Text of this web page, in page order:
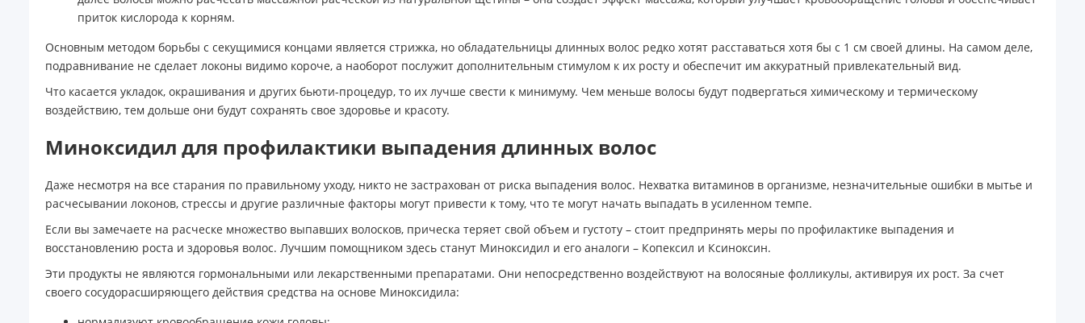
приток кислорода к корням.
Основным методом борьбы с секущимися концами является стрижка, но обладательницы длинных волос редко хотят расставаться хотя бы с 1 см своей длины. На самом деле,
подравнивание не сделает локоны видимо короче, а наоборот послужит дополнительным стимулом к их росту и обеспечит им аккуратный привлекательный вид.
Что касается укладок, окрашивания и других бьюти-процедур, то их лучше свести к минимуму. Чем меньше волосы будут подвергаться химическому и термическому
воздействию, тем дольше они будут сохранять свое здоровье и красоту.
Миноксидил для профилактики выпадения длинных волос
Даже несмотря на все старания по правильному уходу, никто не застрахован от риска выпадения волос. Нехватка витаминов в организме, незначительные ошибки в мытье и
расчесывании локонов, стрессы и другие различные факторы могут привести к тому, что те могут начать выпадать в усиленном темпе.
Если вы замечаете на расческе множество выпавших волосков, прическа теряет свой объем и густоту – стоит предпринять меры по профилактике выпадения и
восстановлению роста и здоровья волос. Лучшим помощником здесь станут Миноксидил и его аналоги – Копексил и Ксиноксин.
Эти продукты не являются гормональными или лекарственными препаратами. Они непосредственно воздействуют на волосяные фолликулы, активируя их рост. За счет
своего сосудорасширяющего действия средства на основе Миноксидила: